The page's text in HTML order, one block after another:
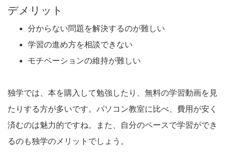
デメリット
分からない問題を解決するのが難しい
学習の進め方を相談できない
モチベーションの維持が難しい
独学では、本を購入して勉強したり、無料の学習動画を見
たりする方が多いです。パソコン教室に比べ、費用が安く
済むのは魅力的ですね。また、自分のペースで学習ができ
るのも独学のメリットでしょう。